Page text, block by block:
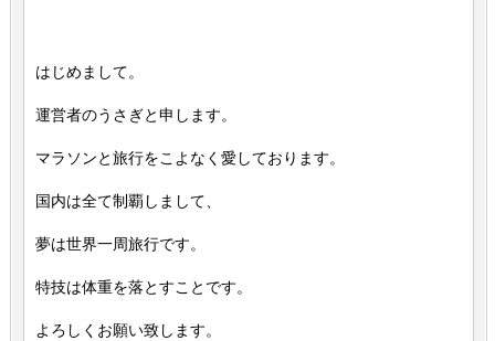
はじめまして。
運営者のうさぎと申します。
マラソンと旅行をこよなく愛しております。
国内は全て制覇しまして、
夢は世界一周旅行です。
特技は体重を落とすことです。
よろしくお願い致します。